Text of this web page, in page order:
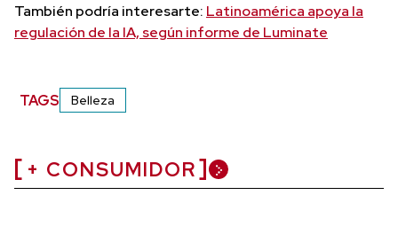
También podría interesarte: Latinoamérica apoya la
regulación de la IA, según informe de Luminate
TAGS Belleza
+ CONSUMIDOR